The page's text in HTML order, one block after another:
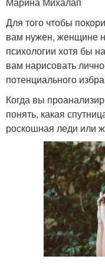
Для того чтобы
вам нужен, женщине
психологии хотя бы
вам нарисовать
потенциального
Когда вы
понять, какая
роскошная леди или